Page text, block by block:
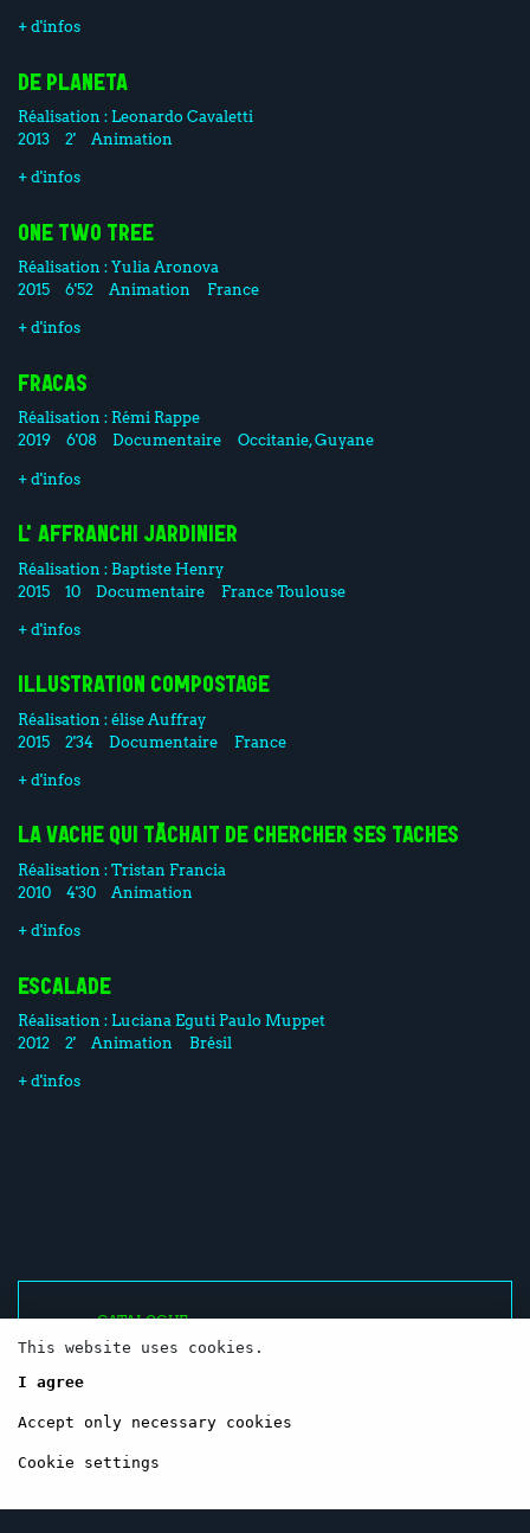
+ d'infos
DE PLANETA
Réalisation : Leonardo Cavaletti
2013
2' Animation
+ d'infos
ONE TWO TREE
Réalisation :Yulia Aronova
2015
6'52 Animation France
+ d'infos
FRACAS
Réalisation : Rémi Rappe
2019
6'08 Documentaire Occitanie, Guyane
+ d'infos
L'AFFRANCHI JARDINIER
Réalisation : Baptiste Henry
2015
10 Documentaire France Toulouse
+ d'infos
ILLUSTRATION COMPOSTAGE
Réalisation :élise Auffray
2015
2'34 Documentaire France
+ d'infos
LA VACHE QUI TÂCHAIT DE CHERCHER SES TACHES
Réalisation :Tristan Francia
2010
4'30 Animation
+ d'infos
ESCALADE
Réalisation : Luciana Eguti Paulo Muppet
2012
2' Animation Brésil
+ d'infos
CATALOGUE
RESSOURCES
This website uses cookies.
I agree
Accept only necessary cookies
Cookie settings